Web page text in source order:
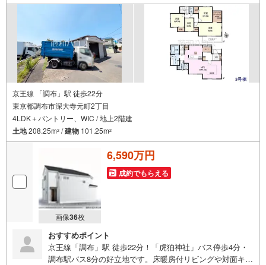
京王線 「調布」駅 徒歩22分
東京都調布市深大寺元町2丁目
4LDK＋パントリー、WIC / 地上2階建
土地208.25m2 /建物 101.25m2
画像36枚
6,590万円
成約でもらえる
おすすめポイント
京王線「調布」駅 徒歩22分！「虎狛神社」バス停歩4分・
調布駅バス8分の好立地です。床暖房付リビングや対面キッ